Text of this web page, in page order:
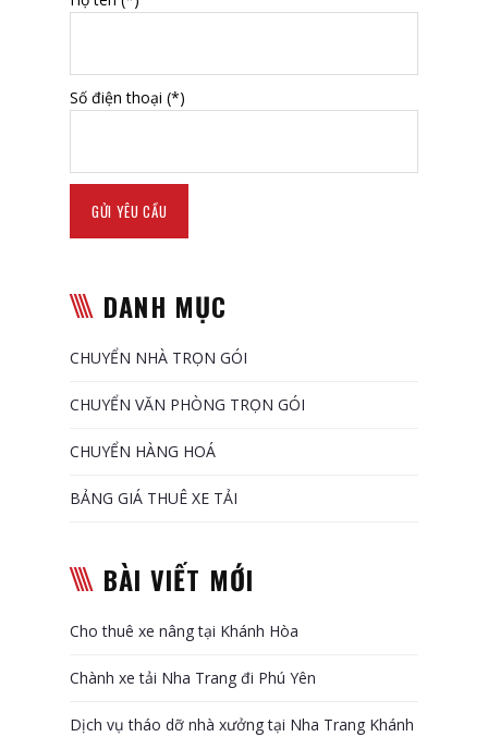
Số điện thoại (*)
DANH MỤC
CHUYỂN NHÀ TRỌN GÓI
CHUYỂN VĂN PHÒNG TRỌN GÓI
CHUYỂN HÀNG HOÁ
BẢNG GIÁ THUÊ XE TẢI
BÀI VIẾT MỚI
Cho thuê xe nâng tại Khánh Hòa
Chành xe tải Nha Trang đi Phú Yên
Dịch vụ tháo dỡ nhà xưởng tại Nha Trang Khánh